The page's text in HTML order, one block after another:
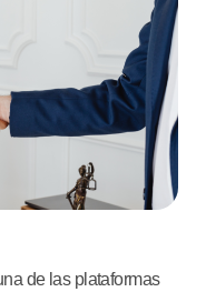
de las plataformas